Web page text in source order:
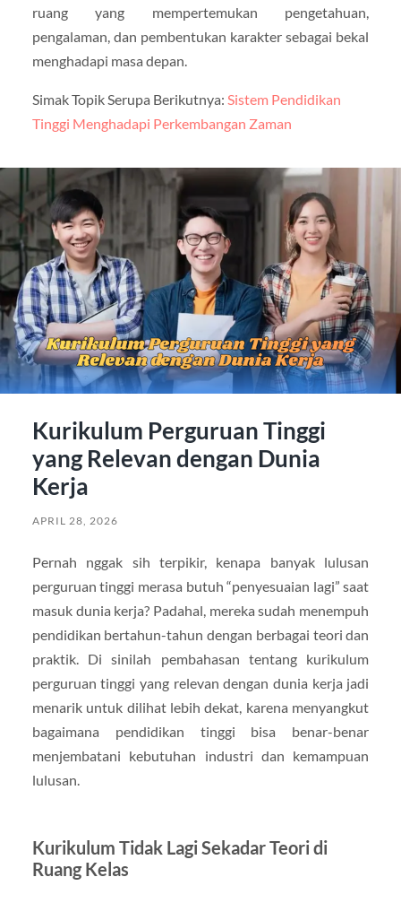
ruang yang mempertemukan pengetahuan,
pengalaman, dan pembentukan karakter sebagai bekal
menghadapi masa depan.
Simak Topik Serupa Berikutnya: Sistem Pendidikan
Tinggi Menghadapi Perkembangan Zaman
Kurikulum Perguruan Tinggi
yang Relevan dengan Dunia
Kerja
APRIL 28, 2026
Pernah nggak sih terpikir, kenapa banyak lulusan
perguruan tinggi merasa butuh “penyesuaian lagi” saat
masuk dunia kerja? Padahal, mereka sudah menempuh
pendidikan bertahun-tahun dengan berbagai teori dan
praktik. Di sinilah pembahasan tentang kurikulum
perguruan tinggi yang relevan dengan dunia kerja jadi
menarik untuk dilihat lebih dekat, karena menyangkut
bagaimana pendidikan tinggi bisa benar-benar
menjembatani kebutuhan industri dan kemampuan
lulusan.
Kurikulum Tidak Lagi Sekadar Teori di
Ruang Kelas